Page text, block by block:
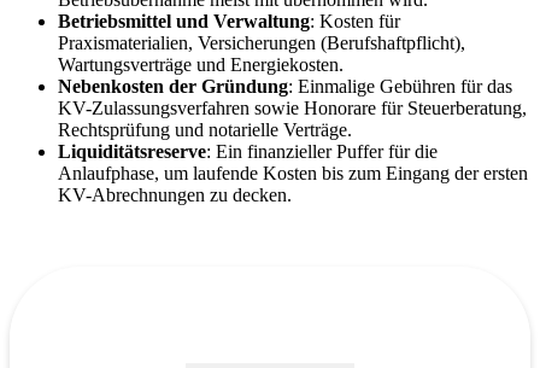
Betriebsmittel und Verwaltung: Kosten für
Praxismaterialien, Versicherungen (Berufshaftpflicht),
Wartungsverträge und Energiekosten.
Nebenkosten der Gründung: Einmalige Gebühren für das
KV-Zulassungsverfahren sowie Honorare für Steuerberatung,
Rechtsprüfung und notarielle Verträge.
Liquiditätsreserve: Ein finanzieller Puffer für die
Anlaufphase, um laufende Kosten bis zum Eingang der ersten
KV-Abrechnungen zu decken.